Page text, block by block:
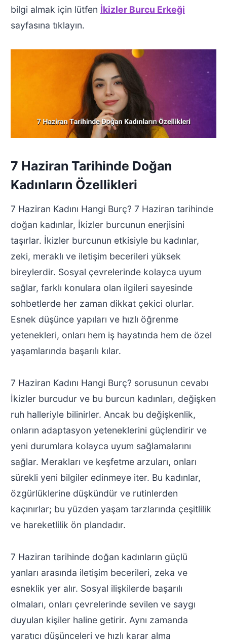
bilgi almak için lütfen İkizler Burcu Erkeği
sayfasına tıklayın.
7 Haziran Tarihinde Doğan
Kadınların Özellikleri
7 Haziran Kadını Hangi Burç? 7 Haziran tarihinde
doğan kadınlar, İkizler burcunun enerjisini
taşırlar. İkizler burcunun etkisiyle bu kadınlar,
zeki, meraklı ve iletişim becerileri yüksek
bireylerdir. Sosyal çevrelerinde kolayca uyum
sağlar, farklı konulara olan ilgileri sayesinde
sohbetlerde her zaman dikkat çekici olurlar.
Esnek düşünce yapıları ve hızlı öğrenme
yetenekleri, onları hem iş hayatında hem de özel
yaşamlarında başarılı kılar.
7 Haziran Kadını Hangi Burç? sorusunun cevabı
İkizler burcudur ve bu burcun kadınları, değişken
ruh halleriyle bilinirler. Ancak bu değişkenlik,
onların adaptasyon yeteneklerini güçlendirir ve
yeni durumlara kolayca uyum sağlamalarını
sağlar. Merakları ve keşfetme arzuları, onları
sürekli yeni bilgiler edinmeye iter. Bu kadınlar,
özgürlüklerine düşkündür ve rutinlerden
kaçınırlar; bu yüzden yaşam tarzlarında çeşitlilik
ve hareketlilik ön plandadır.
7 Haziran tarihinde doğan kadınların güçlü
yanları arasında iletişim becerileri, zeka ve
esneklik yer alır. Sosyal ilişkilerde başarılı
olmaları, onları çevrelerinde sevilen ve saygı
duyulan kişiler haline getirir. Aynı zamanda
yaratıcı düşünceleri ve hızlı karar alma